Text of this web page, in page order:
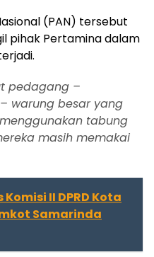
(PAN) tersebut
pihak Pertamina dalam
pedagang –
warung besar yang
tabung
masih memakai
II DPRD Kota
Samarinda